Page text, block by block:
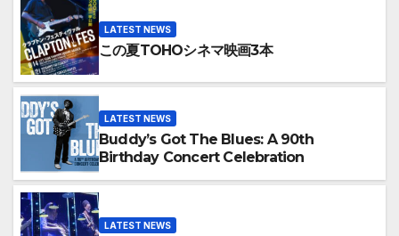
LATEST NEWS
この夏TOHOシネマ映画3本
LATEST NEWS
Buddy’s Got The Blues: A 90th
Birthday Concert Celebration
LATEST NEWS